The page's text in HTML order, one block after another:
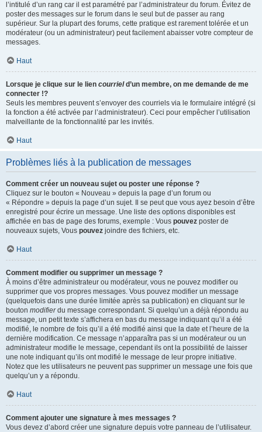
l’intitulé d’un rang car il est paramétré par l’administrateur du forum. Évitez de
poster des messages sur le forum dans le seul but de passer au rang
supérieur. Sur la plupart des forums, cette pratique est rarement tolérée et un
modérateur (ou un administrateur) peut facilement abaisser votre compteur de
messages.
Haut
Lorsque je clique sur le lien courrield’un membre, on me demande de me
connecter !?
Seuls les membres peuvent s’envoyer des courriels via le formulaire intégré (si
la fonction a été activée par l’administrateur). Ceci pour empêcher l’utilisation
malveillante de la fonctionnalité par les invités.
Haut
Problèmes liés à la publication de messages
Comment créer un nouveau sujet ou poster une réponse ?
Cliquez sur le bouton « Nouveau » depuis la page d’un forum ou
« Répondre » depuis la page d’un sujet. Il se peut que vous ayez besoin d’être
enregistré pour écrire un message. Une liste des options disponibles est
affichée en bas de page des forums, exemple : Vous pouvez poster de
nouveaux sujets, Vous pouvez joindre des fichiers, etc.
Haut
Comment modifier ou supprimer un message ?
À moins d’être administrateur ou modérateur, vous ne pouvez modifier ou
supprimer que vos propres messages. Vous pouvez modifier un message
(quelquefois dans une durée limitée après sa publication) en cliquant sur le
bouton modifierdu message correspondant. Si quelqu’un a déjà répondu au
message, un petit texte s’affichera en bas du message indiquant qu’il a été
modifié, le nombre de fois qu’il a été modifié ainsi que la date et l’heure de la
dernière modification. Ce message n’apparaîtra pas si un modérateur ou un
administrateur modifie le message, cependant ils ont la possibilité de laisser
une note indiquant qu’ils ont modifié le message de leur propre initiative.
Notez que les utilisateurs ne peuvent pas supprimer un message une fois que
quelqu’un y a répondu.
Haut
Comment ajouter une signature à mes messages ?
Vous devez d’abord créer une signature depuis votre panneau de l’utilisateur.